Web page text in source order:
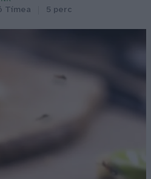
Tímea 5 perc